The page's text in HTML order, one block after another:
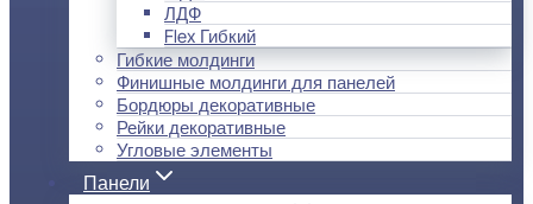
ЛДФ
Flex Гибкий
Гибкие молдинги
Финишные молдинги для панелей
Бордюры декоративные
Рейки декоративные
Угловые элементы
Панели